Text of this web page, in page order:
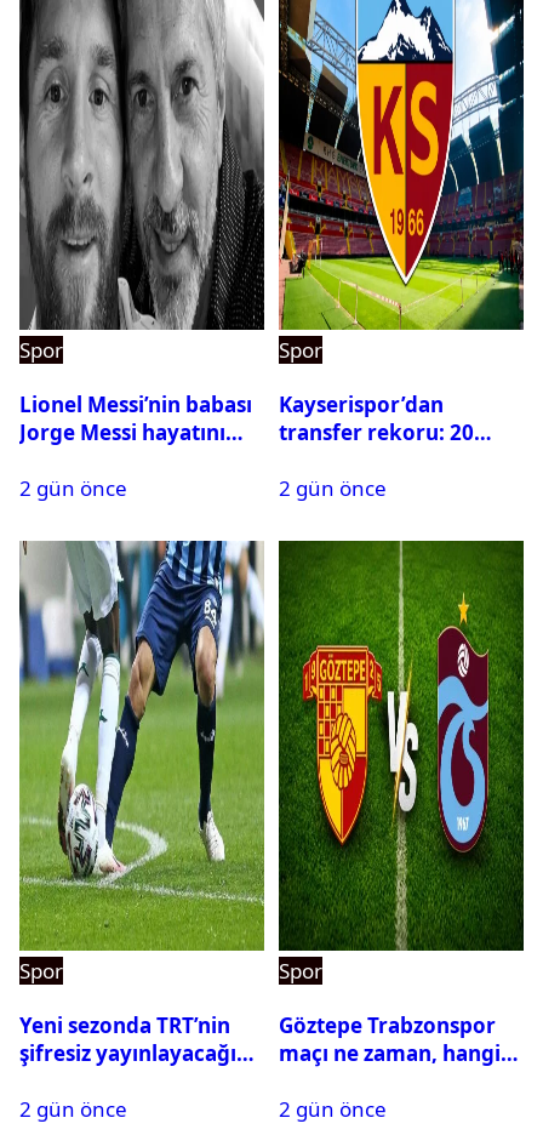
Spor
Lionel Messi’nin babası
Jorge Messi hayatını
2 gün önce
Spor
Kayserispor’dan
transfer rekoru: 20
2 gün önce
Spor
Yeni sezonda TRT’nin
şifresiz yayınlayacağı
2 gün önce
Spor
Göztepe Trabzonspor
maçı ne zaman, hangi
oynayacak mı?
2 gün önce